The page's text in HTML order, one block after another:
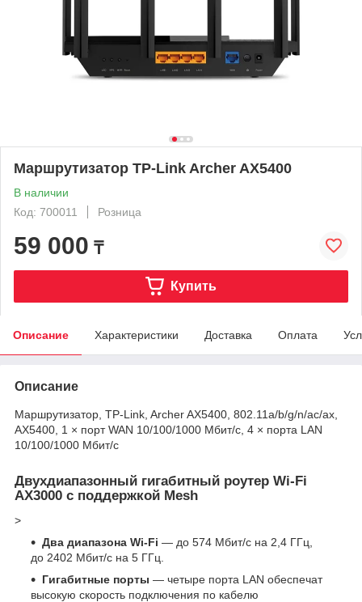
Маршрутизатор TP-Link Archer AX5400
В наличии
Код: 700011
Розница
59 000 ₸
Купить
Описание Характеристики Доставка Оплата
Описание
Маршрутизатор, TP-Link, Archer AX5400, 802.11a/b/g/n/ac/ax,
AX5400, 1 × порт WAN 10/100/1000 Мбит/с, 4 × порта LAN
10/100/1000 Мбит/с
Двухдиапазонный гигабитный роутер Wi‑Fi
AX3000 с поддержкой Mesh
>
Два диапазона Wi-Fi — до 574 Мбит/с на 2,4 ГГц,
до 2402 Мбит/с на 5 ГГц.
Гигабитные порты — четыре порта LAN обеспечат
высокую скорость подключения по кабелю